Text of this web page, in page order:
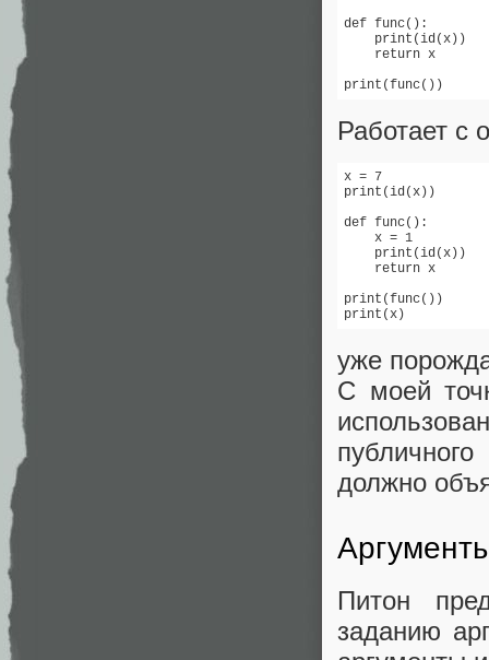
def func():
    print(id(x))
    return x
print(func())
Работает с
x = 7
print(id(x))
def func():
    x = 1
    print(id(x))
    return x
print(func())
print(x)
уже
С моей
должно
Питон
заданию